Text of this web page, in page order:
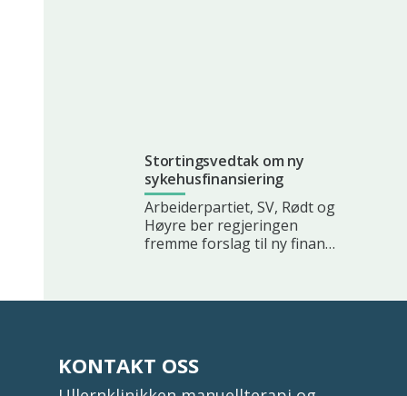
Stortingsvedtak om ny
sykehusfinansiering
Arbeiderpartiet, SV, Rødt og
Høyre ber regjeringen
fremme forslag til ny finan…
KONTAKT OSS